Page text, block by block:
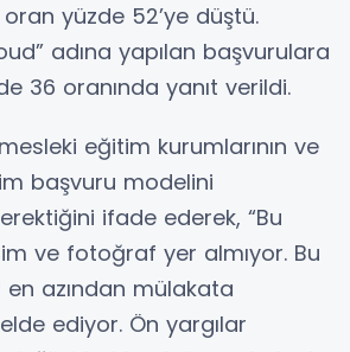
yüzde 52’ye düştü.
adına yapılan başvurulara
36 oranında yanıt verildi.
eğitim kurumlarının ve
başvuru modelini
ifade ederek, “Bu
ve fotoğraf yer almıyor. Bu
azından mülakata
ediyor. Ön yargılar